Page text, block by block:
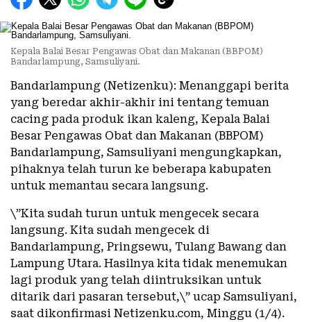
Kepala Balai Besar Pengawas Obat dan Makanan (BBPOM)
Bandarlampung, Samsuliyani.
Bandarlampung (Netizenku): Menanggapi berita
yang beredar akhir-akhir ini tentang temuan
cacing pada produk ikan kaleng, Kepala Balai
Besar Pengawas Obat dan Makanan (BBPOM)
Bandarlampung, Samsuliyani mengungkapkan,
pihaknya telah turun ke beberapa kabupaten
untuk memantau secara langsung.
\”Kita sudah turun untuk mengecek secara
langsung. Kita sudah mengecek di
Bandarlampung, Pringsewu, Tulang Bawang dan
Lampung Utara. Hasilnya kita tidak menemukan
lagi produk yang telah diintruksikan untuk
ditarik dari pasaran tersebut,\” ucap Samsuliyani,
saat dikonfirmasi Netizenku.com, Minggu (1/4).